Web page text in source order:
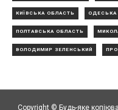
КИЇВСЬКА ОБЛАСТЬ ОДЕСЬКА
ПОЛТАВСЬКА ОБЛАСТЬ
ВОЛОДИМИР ЗЕЛЕНСЬКИЙ
Copyright © Будь-яке